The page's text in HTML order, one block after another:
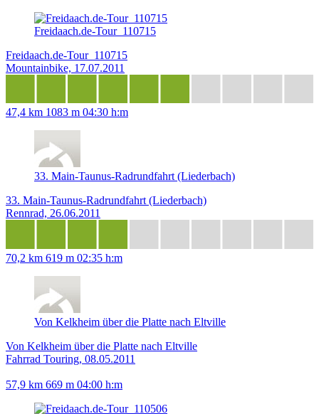
Freidaach.de-Tour_110715
Freidaach.de-Tour_110715
Mountainbike, 17.07.2011
47,4 km 1083 m 04:30 h:m
33. Main-Taunus-Radrundfahrt (Liederbach)
33. Main-Taunus-Radrundfahrt (Liederbach)
Rennrad, 26.06.2011
70,2 km 619 m 02:35 h:m
Von Kelkheim über die Platte nach Eltville
Von Kelkheim über die Platte nach Eltville
Fahrrad Touring, 08.05.2011
57,9 km 669 m 04:00 h:m